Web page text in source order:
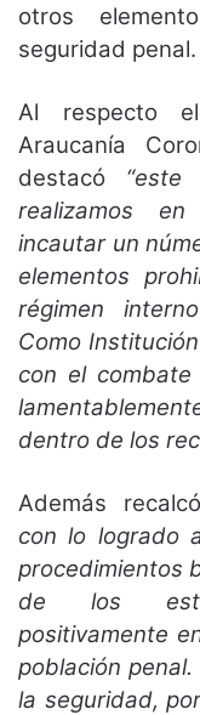
otros
seguridad penal.
Al respecto
Araucanía
destacó
realizamos
incautar un
elementos
régimen
Como
con el
dentro de los
Además
con lo logrado
procedimientos
de los
positivamente
población
la seguridad,